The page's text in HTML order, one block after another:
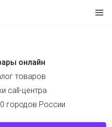
онлайн
товаров
call-центра
городов России